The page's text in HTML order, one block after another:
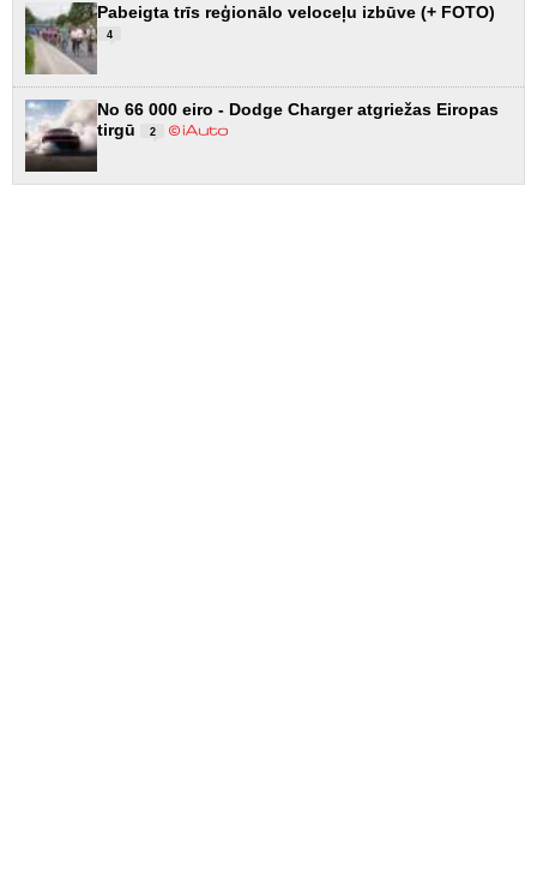
Pabeigta trīs reģionālo veloceļu izbūve (+ FOTO)
4
No 66 000 eiro - Dodge Charger atgriežas Eiropas
tirgū
2